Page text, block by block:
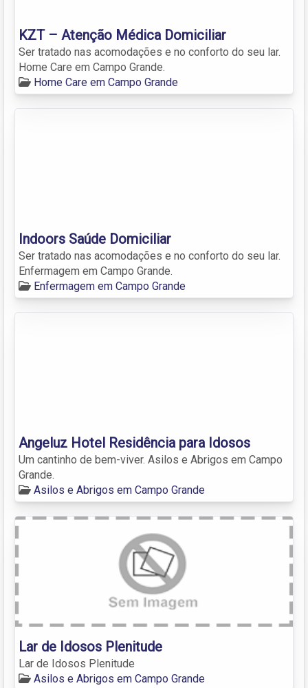
KZT – Atenção Médica Domiciliar
Ser tratado nas acomodações e no conforto do seu lar.
Home Care em Campo Grande.
Home Care em Campo Grande
Indoors Saúde Domiciliar
Ser tratado nas acomodações e no conforto do seu lar.
Enfermagem em Campo Grande.
Enfermagem em Campo Grande
Angeluz Hotel Residência para Idosos
Um cantinho de bem-viver. Asilos e Abrigos em Campo
Grande.
Asilos e Abrigos em Campo Grande
Lar de Idosos Plenitude
Lar de Idosos Plenitude
Asilos e Abrigos em Campo Grande